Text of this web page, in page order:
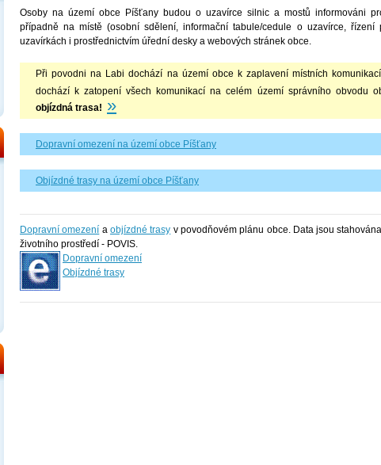
Osoby na území obce Píšťany budou o uzavírce silnic a mostů informováni
případně na místě (osobní sdělení, informační tabule/cedule o uzavírce, řízení
uzavírkách i prostřednictvím úřední desky a webových stránek obce.
Při povodni na Labi dochází na území obce k zaplavení místních
dochází k zatopení všech komunikací na celém území správního obvodu
objízdná trasa! »
Dopravní omezení na území obce Píšťany
Objízdné trasy na území obce Píšťany
Dopravní omezení a objízdné trasy v povodňovém plánu obce. Data jsou
životního prostředí - POVIS.
Dopravní omezení
Objízdné trasy